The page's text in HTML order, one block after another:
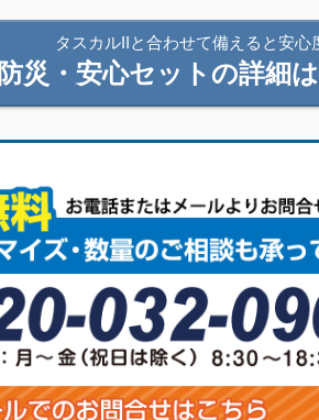
タスカルIIと合わせて備えると安
防災・安心セットの詳細